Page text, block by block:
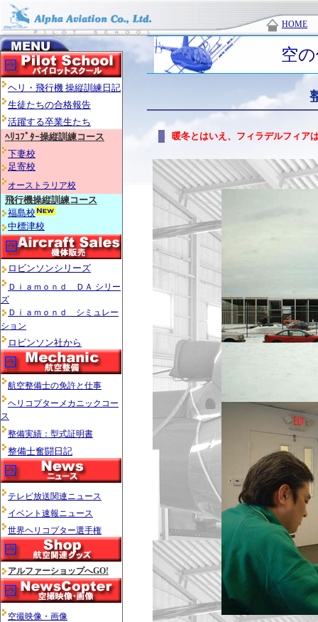
HOME
ヘリ・飛行機 操縦訓練日記
生徒たちの合格報告
活躍する卒業生たち
ﾍﾘｺﾌﾟﾀｰ操縦訓練コース
下妻校
足寄校
オーストラリア校
飛行機操縦訓練コース
福島校
中標津校
ロビンソンシリーズ
Ｄｉａｍｏｎｄ ＤＡ シリー
ズ
Ｄｉａｍｏｎｄ シミュレー
ション
ロビンソン社から
航空整備士の免許と仕事
ヘリコプターメカニックコー
ス
整備実績：型式証明書
整備士奮闘日記
テレビ放送関連ニュース
イベント速報ニュース
世界ヘリコプター選手権
アルファーショップへGO!
空撮映像・画像
空
暖冬とはいえ、フィラデルフィア